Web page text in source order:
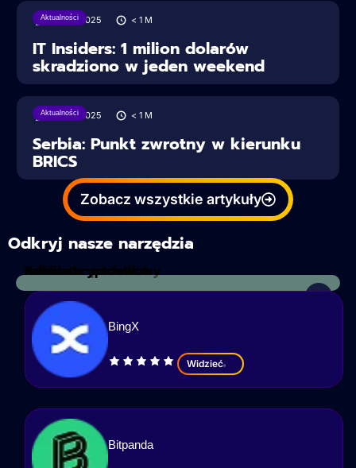
Aktualności
28/06/2025 < 1 M
IT Insiders: 1 milion dolarów
skradziono w jeden weekend
Aktualności
28/06/2025 < 1 M
Serbia: Punkt zwrotny w kierunku
BRICS
Zobacz wszystkie artykuły
Odkryj nasze narzędzia
Kalkulator podatkowy
Analiza kryptowalut
BingX
Widzieć
Bitpanda